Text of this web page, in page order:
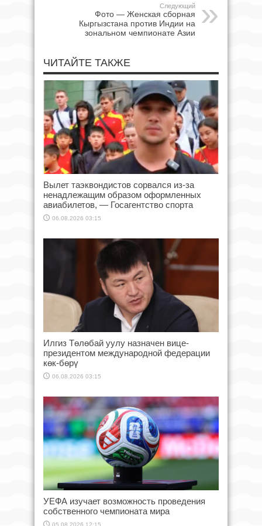
Следующий
Фото — Женская сборная
Кыргызстана против Индии на
зональном чемпионате Азии
ЧИТАЙТЕ ТАКЖЕ
Вылет таэквондистов сорвался из-за
ненадлежащим образом оформленных
авиабилетов, — Госагентство спорта
06.08.2026 03:15
Илгиз Төлөбай уулу назначен вице-
президентом международной федерации
көк-бөрү
06.08.2026 03:15
УЕФА изучает возможность проведения
собственного чемпионата мира
05.08.2026 12:15